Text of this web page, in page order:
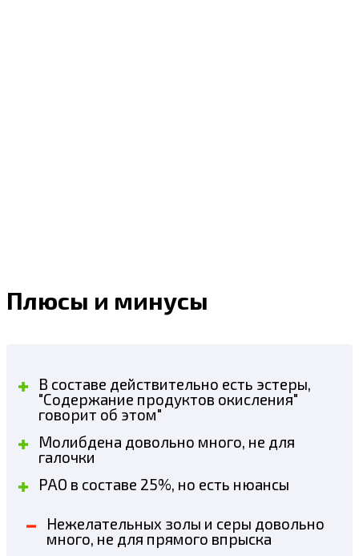
Плюсы и минусы
В составе действительно есть эстеры,
"Содержание продуктов окисления"
говорит об этом"
Молибдена довольно много, не для
галочки
PAO в составе 25%, но есть нюансы
Нежелательных золы и серы довольно
много, не для прямого впрыска